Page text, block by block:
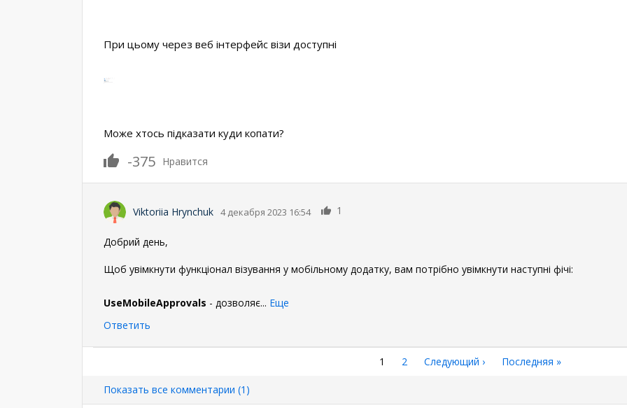
При цьому через веб інтерфейс візи доступні
Може хтось підказати куди копати?
-375 Нравится
Viktoriia Hrynchuk 4 декабря 2023 16:54 1
Добрий день,
Щоб увімкнути функціонал візування у мобільному додатку, вам потрібно увімкнути наступні фічі:
UseMobileApprovals - дозволяє... Еще
Ответить
страниц
Текущая
1 Страница
2
Следующая
Следующий ›
Последняя
Последняя »
Показать все комментарии (1)